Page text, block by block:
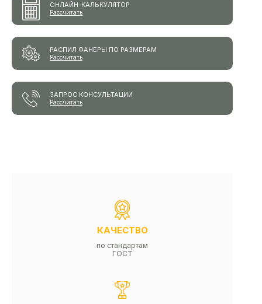
ОНЛАЙН-КАЛЬКУЛЯТОР
Рассчитать
РАСПИЛ ФАНЕРЫ ПО РАЗМЕРАМ
Рассчитать
ЗАПРОС КОНСУЛЬТАЦИИ
Рассчитать
КАЧЕСТВО
по стандартам
ГОСТ